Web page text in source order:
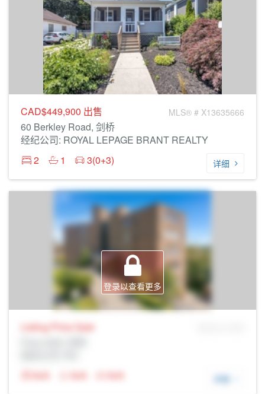
CAD$449,900 出售 MLS® # X13635666
60 Berkley Road, 剑桥
经纪公司: ROYAL LEPAGE BRANT REALTY
2
1 3(0+3) 详细
登录以查看更多
Listing Price Sale
N/A
N/A N/A 详细